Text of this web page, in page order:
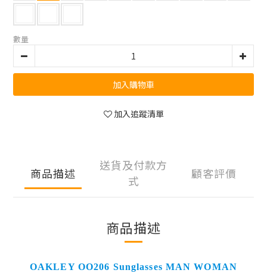
數量
加入購物車
加入追蹤清單
商品描述
送貨及付款方
式
顧客評價
商品描述
OAKLEY OO206 Sunglasses MAN WOMAN